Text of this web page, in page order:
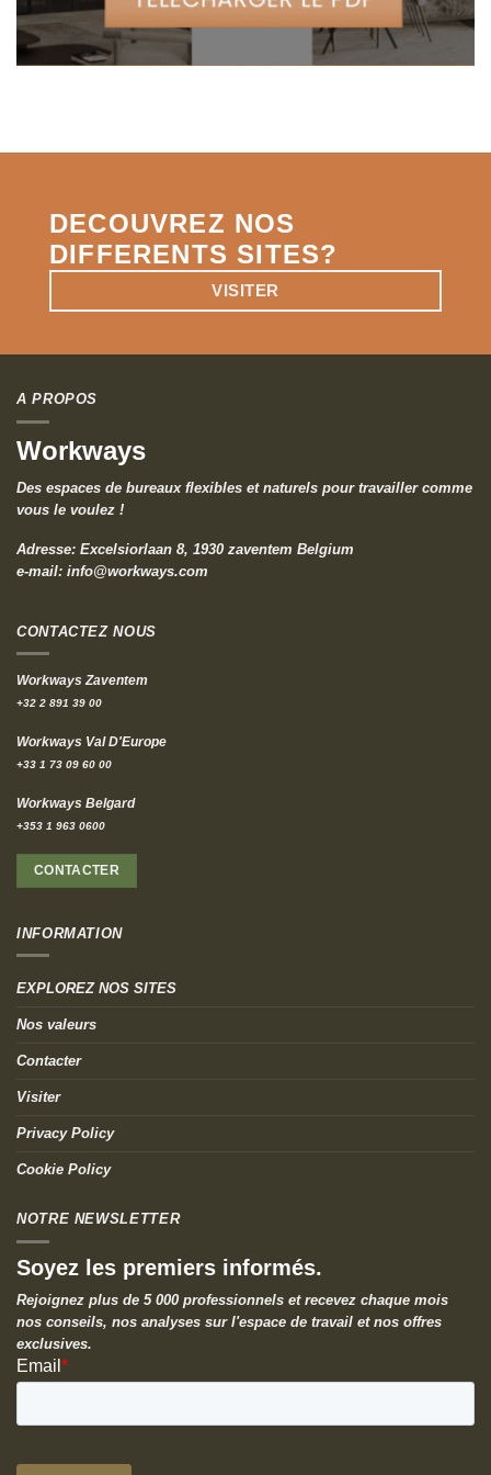
DECOUVREZ NOS
DIFFERENTS SITES?
VISITER
A PROPOS
Workways
Des espaces de bureaux flexibles et naturels pour travailler comme
vous le voulez !
Adresse: Excelsiorlaan 8, 1930 zaventem Belgium
e-mail: info@workways.com
CONTACTEZ NOUS
Workways Zaventem
+32 2 891 39 00
Workways Val D'Europe
+33 1 73 09 60 00
Workways Belgard
+353 1 963 0600
CONTACTER
INFORMATION
EXPLOREZ NOS SITES
Nos valeurs
Contacter
Visiter
Privacy Policy
Cookie Policy
NOTRE NEWSLETTER
Soyez les premiers informés.
Rejoignez plus de 5 000 professionnels et recevez chaque mois
nos conseils, nos analyses sur l'espace de travail et nos offres
exclusives.